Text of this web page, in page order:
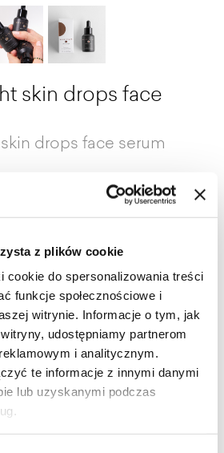
z plików cookie
cookie do spersonalizowania treści
funkcje społecznościowe i
witrynie. Informacje o tym, jak
udostępniamy partnerom
i analitycznym.
te informacje z innymi danymi
lub uzyskanymi podczas
skin drops face
drops face serum